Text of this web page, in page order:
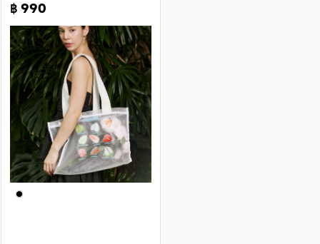
฿ 990